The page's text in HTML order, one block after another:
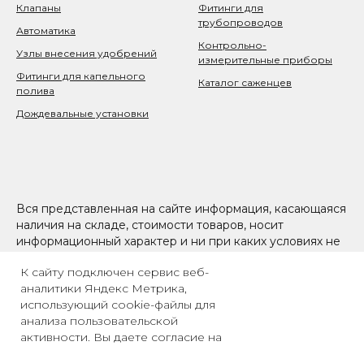
Клапаны
Автоматика
Узлы внесения удобрений
Фитинги для капельного
полива
Дождевальные установки
Фитинги для
трубопроводов
Контрольно-
измерительные приборы
Каталог саженцев
Вся представленная на сайте информация, касающаяся
наличия на складе, стоимости товаров, носит
информационный характер и ни при каких условиях не
положениями Статьи 437(2) Гражданского кодекса РФ
К сайту подключен сервис веб-
аналитики Яндекс Метрика,
использующий cookie-файлы для
анализа пользовательской
активности. Вы даете согласие на